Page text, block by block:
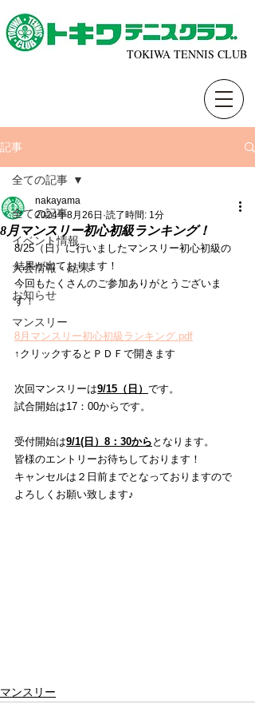
TOKIWA TENNIS CLUB
記事
全ての記事
イベント情報
大会情報・結果
お知らせ
マンスリー
全ての記事
8月マンスリー初心初級ランキング！
nakayama
2024年8月26日 読了時間: 1分
8/25（日）に行いましたマンスリー初心初級の
結果が出ております！
今回もたくさんのご参加ありがとうございま
す！
8月マンスリー初心初級ランキング.pdf
↑クリックするとＰＤＦで開きます
次回マンスリーは9/15 （日） です。
試合開始は17：00からです。
受付開始は9/1(日）8：30から となります。
皆様のエントリーお待ちしております！
キャンセルは２日前までとなっておりますので
よろしくお願い致します♪
マンスリー